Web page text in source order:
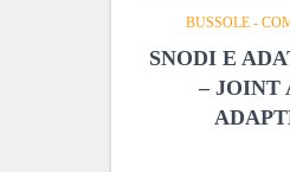
BUSSOLE -
SNODI E
– JOINT